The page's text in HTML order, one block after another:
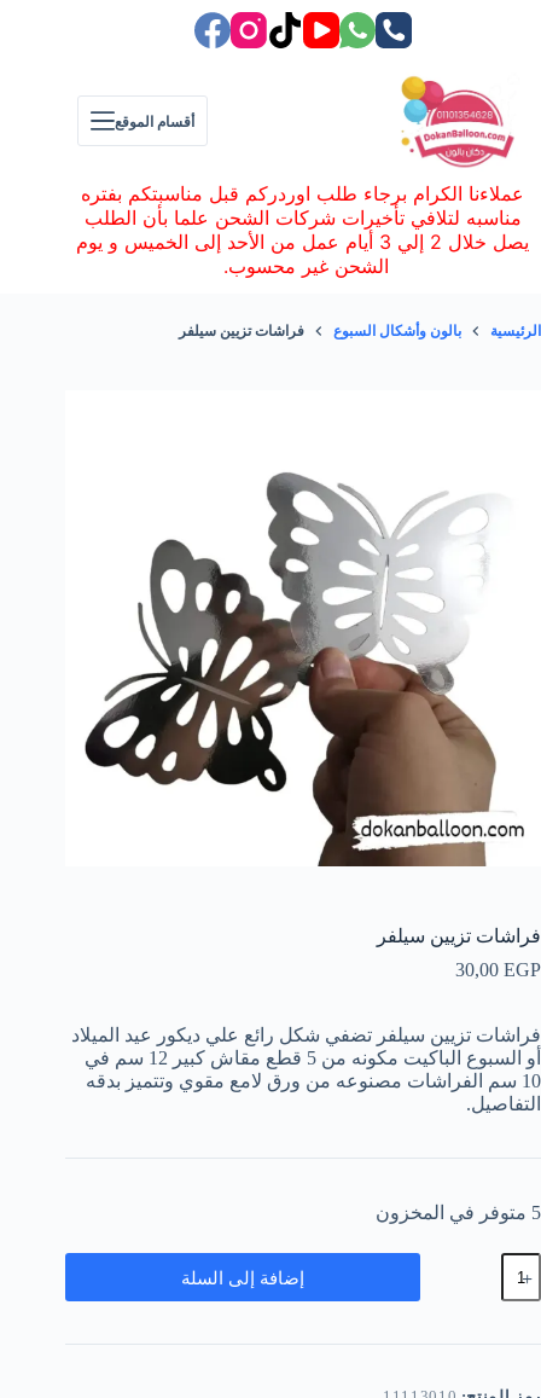
أقسام الموقع
عملاءنا الكرام برجاء طلب اوردركم قبل مناسبتكم بفتره
مناسبه لتلافي تأخيرات شركات الشحن علما بأن الطلب
يصل خلال 2 إلي 3 أيام عمل من الأحد إلى الخميس و يوم
الشحن غير محسوب.
الرئيسية بالون وأشكال السبوع فراشات تزيين سيلفر
فراشات تزيين سيلفر
30,00 EGP
فراشات تزيين سيلفر تضفي شكل رائع علي ديكور عيد الميلاد
أو السبوع الباكيت مكونه من 5 قطع مقاش كبير 12 سم في
10 سم الفراشات مصنوعه من ورق لامع مقوي وتتميز بدقه
التفاصيل.
5 متوفر في المخزون
كمية
فراشات
تزيين
إضافة إلى السلة